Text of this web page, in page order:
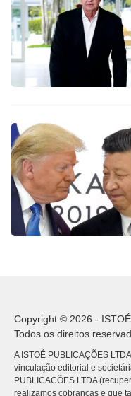
Copyright © 2026 -
Todos os direitos
A ISTOÉ PUBLICAÇÕES
vinculação editorial e
PUBLICACÕES LTDA
realizamos cobranças e que